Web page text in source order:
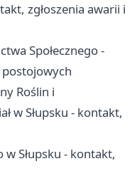
zgłoszenia awarii i
Społecznego -
Roślin i
w Słupsku - kontakt,
Słupsku - kontakt,